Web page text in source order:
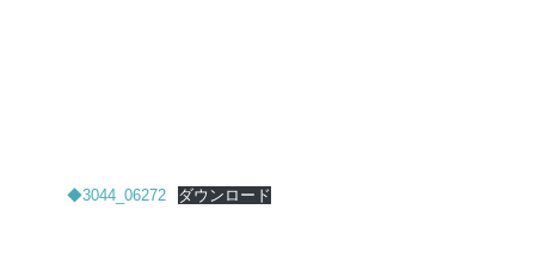
◆3044_06272 ダウンロード